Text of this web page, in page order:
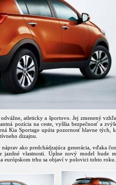
atleticky a športovo. Jej zmenený
pozícia na ceste, vyššia bezpečnosť a
Kia Sportage upúta pozornosť hlavne tých,
dizajnu.
ako predchádzajúca generácia, vďaka
jazdné vlastnosti. Úplne nový model bude
európskom trhu sa objaví v polovici tohto roku.